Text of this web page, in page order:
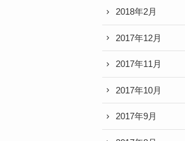
2018年2月
2017年12月
2017年11月
2017年10月
2017年9月